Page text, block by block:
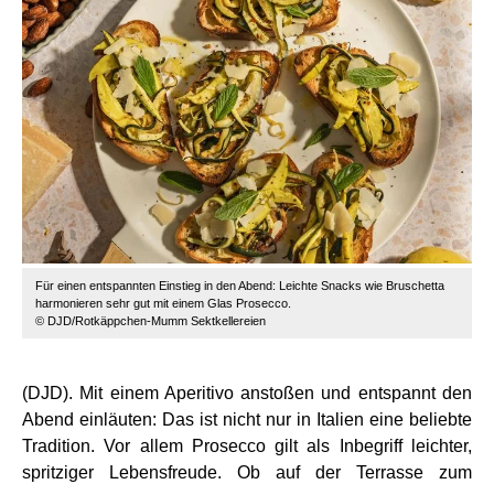
Für einen entspannten Einstieg in den Abend: Leichte Snacks wie Bruschetta
harmonieren sehr gut mit einem Glas Prosecco.
© DJD/Rotkäppchen-Mumm Sektkellereien
(DJD). Mit einem Aperitivo anstoßen und entspannt den
Abend einläuten: Das ist nicht nur in Italien eine beliebte
Tradition. Vor allem Prosecco gilt als Inbegriff leichter,
spritziger Lebensfreude. Ob auf der Terrasse zum